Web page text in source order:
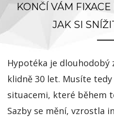
KONČÍ VÁM
JAK SI
Hypotéka je dlouhodobý
klidně 30 let. Musíte
situacemi, které během
Sazby se mění, vzrostla